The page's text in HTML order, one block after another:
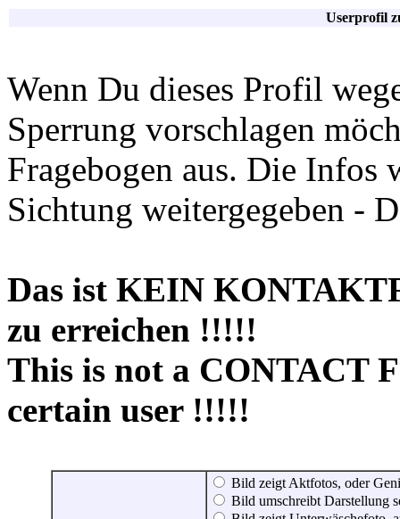
Userprofil
Wenn Du dieses Profil
Sperrung vorschlagen
Fragebogen aus. Die Infos
Sichtung weitergegeben -
Das ist KEIN
zu erreichen !!!!!
This is not a CONTACT
certain user !!!!!
Bild zeigt Aktfotos, oder
Bild umschreibt Darstellung